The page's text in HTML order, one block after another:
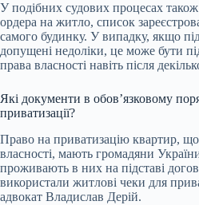
У подібних судових процесах також
ордера на житло, список
самого будинку. У випадку, якщо
допущені недоліки, це може бути
права власності навіть після
Які документи в обов’язковому
приватизації?
Право на приватизацію квартир,
власності, мають громадяни
проживають в них на підставі
використали житлові чеки для
адвокат Владислав Дерій.